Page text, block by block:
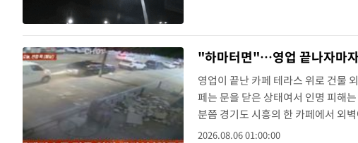
"하마터면"…영업 끝나자마
영업이 끝난 카페 테라스 위로 건물
페는 문을 닫은 상태여서 인명 피해
분쯤 경기도 시흥의 한 카페에서 외
는 카페 외벽에서 대리석 조각들이
2026.08.06 01:00:00